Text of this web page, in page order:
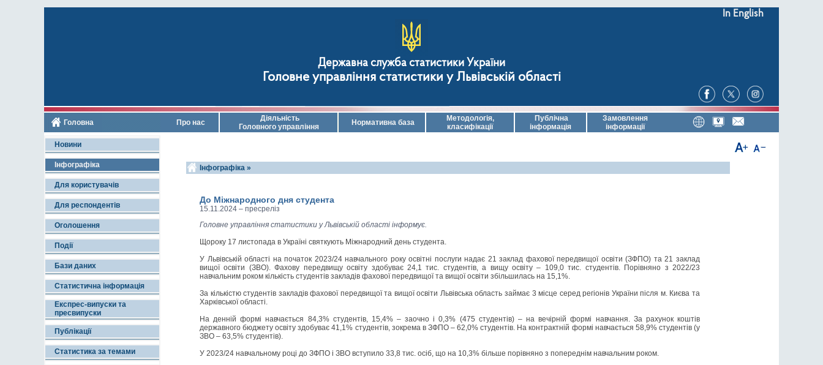
In English
Державна служба статистики України
Головне управління статистики у Львівській області
Головна Про нас
Діяльність
Головного управління
Нормативна база
Методологія,
класифікації
Публічна
інформація
Замовлення
інформації
Новини
Інфографіка
Для користувачів
Для респондентів
Оголошення
Події
Бази даних
Статистична інформація
Експрес-випуски та
пресвипуски
Публікації
Статистика за темами
Інфографіка »
До Міжнародного дня студента
15.11.2024 – пресреліз
Головне управління статистики у Львівській області інформує.
Щороку 17 листопада в Україні святкують Міжнародний день студента.
У Львівській області на початок 2023/24 навчального року освітні послуги надає 21 заклад фахової передвищої освіти (ЗФПО) та 21 заклад
вищої освіти (ЗВО). Фахову передвищу освіту здобуває 24,1 тис. студентів, а вищу освіту – 109,0 тис. студентів. Порівняно з 2022/23
навчальним роком кількість студентів закладів фахової передвищої та вищої освіти збільшилась на 15,1%.
За кількістю студентів закладів фахової передвищої та вищої освіти Львівська область займає 3 місце серед регіонів України після м. Києва та
Харківської області.
На денній формі навчається 84,3% студентів, 15,4% – заочно і 0,3% (475 студентів) – на вечірній формі навчання. За рахунок коштів
державного бюджету освіту здобуває 41,1% студентів, зокрема в ЗФПО – 62,0% студентів. На контрактній формі навчається 58,9% студентів (у
ЗВО – 63,5% студентів).
У 2023/24 навчальному році до ЗФПО і ЗВО вступило 33,8 тис. осіб, що на 10,3% більше порівняно з попереднім навчальним роком.